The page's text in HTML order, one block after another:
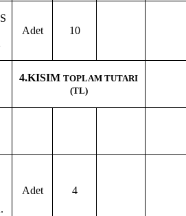
Adet 10
4.KISIM TOPLAM TUTARI
(TL)
Adet 4